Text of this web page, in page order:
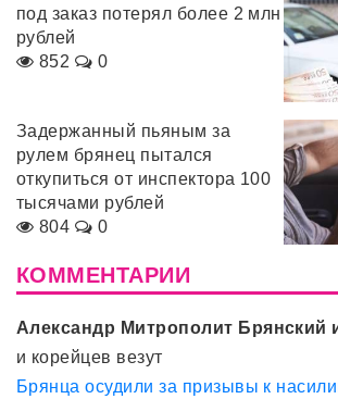
под заказ потерял более 2 млн
рублей
852
0
Задержанный пьяным за
рулем брянец пытался
откупиться от инспектора 100
тысячами рублей
804
0
КОММЕНТАРИИ
Александр Митрополит Брянский
и корейцев везут
Брянца осудили за призывы к